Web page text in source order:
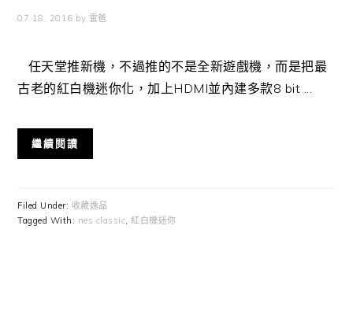
07 18, 2016 by 雲爸
任天堂推新機，不過推的不是全新遊戲機，而是把最
古老的紅白機迷你化，加上HDMI並內建多款8 bit ...
繼續閱讀
Filed Under: 收藏逸品
Tagged With: nes classic ,紅白機迷你